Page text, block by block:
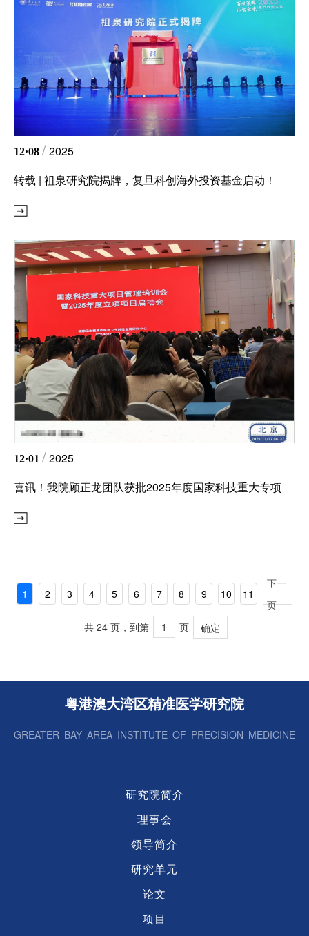
12·08 /2025
转载 | 祖泉研究院揭牌，复旦科创海外投资基金启动！
12·01 /2025
喜讯！我院顾正龙团队获批2025年度国家科技重大专项
1 2 3 4 5 6 7 8 9 10 11
下一
页
共 24 页，到第
页 确定
粤港澳大湾区精准医学研究院
GREATER BAY AREA INSTITUTE OF PRECISION MEDICINE
研究院简介
理事会
领导简介
研究单元
论文
项目